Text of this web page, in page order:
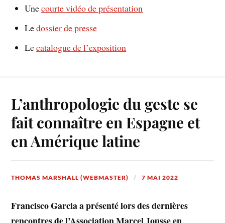
Unecourte vidéo de présentation
Ledossier de presse
Lecatalogue de l’exposition
L’anthropologie du geste se
fait connaître en Espagne et
en Amérique latine
THOMAS MARSHALL (WEBMASTER) 7 MAI 2022
Francisco Garcia a présenté lors des dernières
rencontres de l’Association Marcel Jousse en